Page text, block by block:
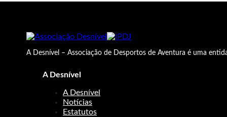
A Desnível – Associação de Desportos de Aventura é uma
A Desnível
A Desnível
Notícias
Estatutos